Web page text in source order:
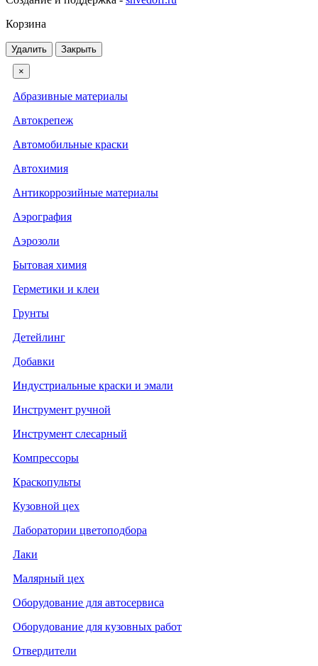
Корзина
Удалить Закрыть
×
Абразивные материалы
Автокрепеж
Автомобильные краски
Автохимия
Антикоррозийные материалы
Аэрография
Аэрозоли
Бытовая химия
Герметики и клеи
Грунты
Детейлинг
Добавки
Индустриальные краски и эмали
Инструмент ручной
Инструмент слесарный
Компрессоры
Краскопульты
Кузовной цех
Лаборатории цветоподбора
Лаки
Малярный цех
Оборудование для автосервиса
Оборудование для кузовных работ
Отвердители